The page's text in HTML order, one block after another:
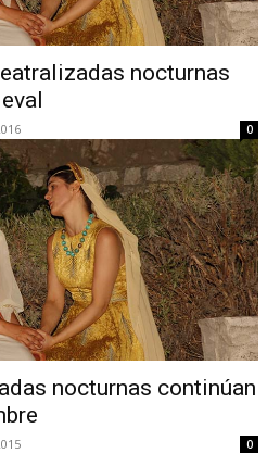
nocturnas
0
nocturnas continúan
0